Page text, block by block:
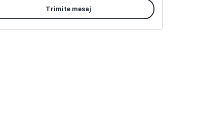
Trimite mesaj